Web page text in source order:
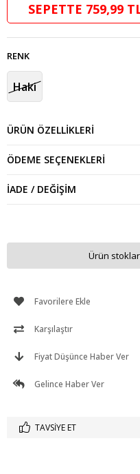
SEPETTE 759,99
RENK
Haki
ÜRÜN ÖZELLIKLERI
ÖDEME SEÇENEKLERI
İADE / DEĞIŞIM
Ürün
Favorilere Ekle
Karşılaştır
Fiyat Düşünce Haber Ver
Gelince Haber Ver
TAVSIYE ET